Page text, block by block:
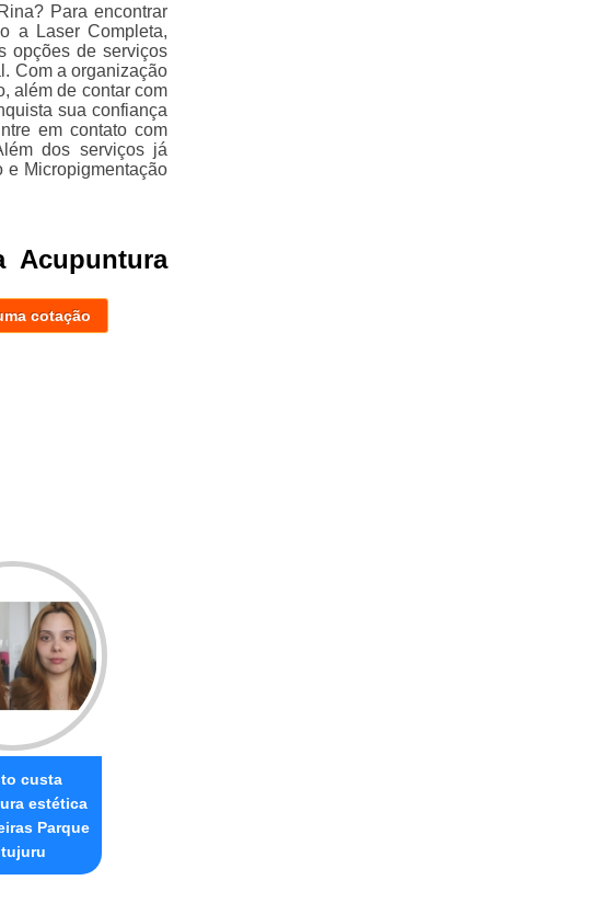
Para encontrar
a Laser Completa,
opções de serviços
Com a organização
além de contar com
sua confiança
em contato com
dos serviços já
e Micropigmentação
Acupuntura
cotação
custa
estética
Parque